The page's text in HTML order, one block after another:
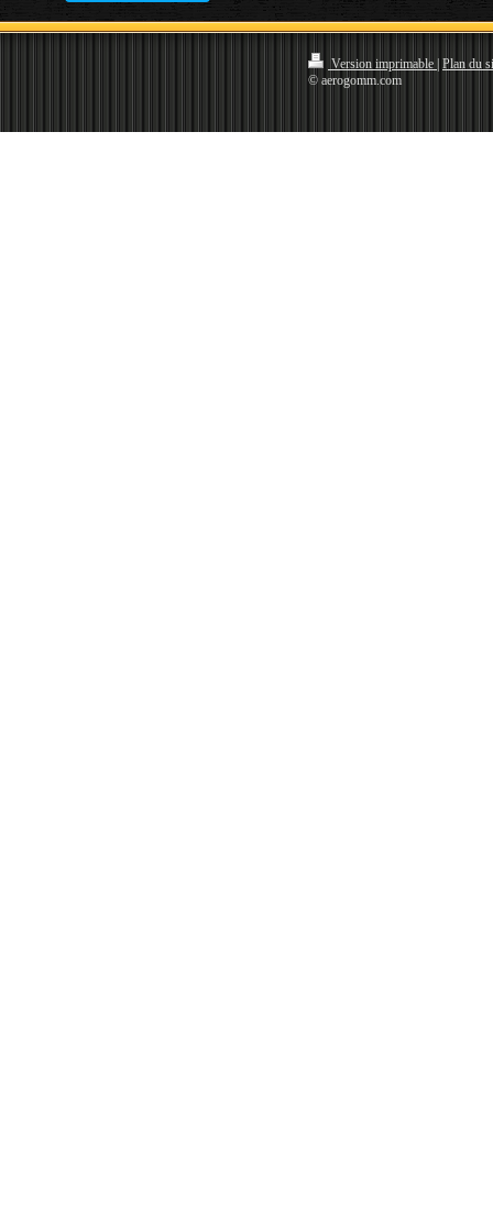
Version imprimable Plan du
© aerogomm.com